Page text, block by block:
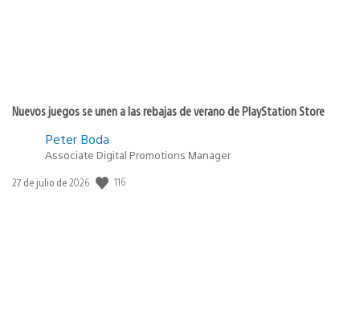
Nuevos juegos se unen a las rebajas de verano de PlayStation Store
Peter Boda
Associate Digital Promotions Manager
Fecha
27 de julio de 2026 116